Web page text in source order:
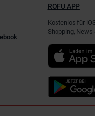
ROFU APP
Kostenlos für
Shopping, News